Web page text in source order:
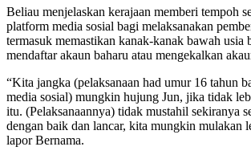
Beliau menjelaskan kerajaan memberi tempoh
platform media sosial bagi melaksanakan
termasuk memastikan kanak-kanak bawah usia
mendaftar akaun baharu atau mengekalkan
“Kita jangka (pelaksanaan had umur 16 tahun
media sosial) mungkin hujung Jun, jika tidak
itu. (Pelaksanaannya) tidak mustahil sekiranya
dengan baik dan lancar, kita mungkin mulakan
lapor Bernama.